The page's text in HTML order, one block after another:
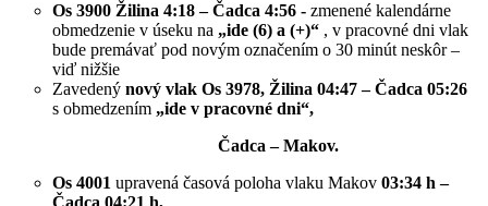
Os 3900 Žilina 4:18 – Čadca 4:56 - zmenené kalendárne
obmedzenie v úseku na „ide (6) a (+)“ , v pracovné dni vlak
bude premávať pod novým označením o 30 minút neskôr –
viď nižšie
Zavedený nový vlak Os 3978, Žilina 04:47 – Čadca 05:26
s obmedzením „ide v pracovné dni“,
Čadca – Makov.
Os 4001 upravená časová poloha vlaku Makov 03:34 h –